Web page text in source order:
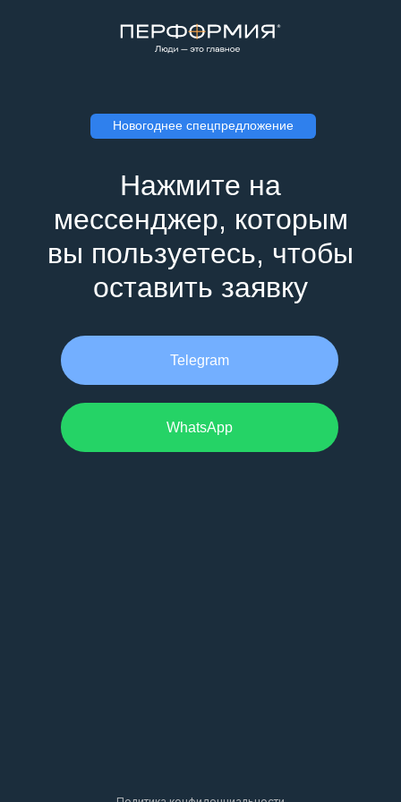
WhatsApp
Нажмите на
мессенджер, которым
вы пользуетесь, чтобы
оставить заявку
Telegram
Новогоднее спецпредложение